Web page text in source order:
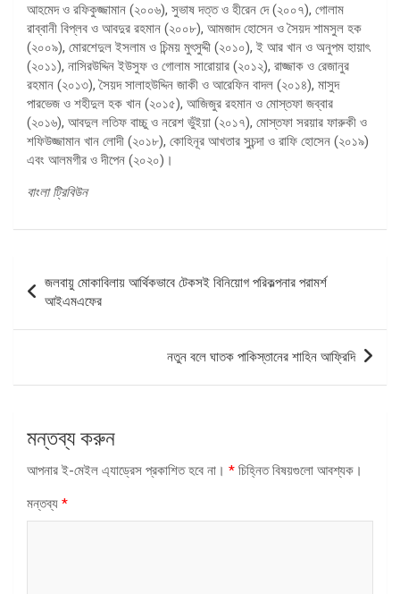
আহমেদ ও রফিকুজ্জামান (২০০৬), সুভাষ দত্ত ও হীরেন দে (২০০৭), গোলাম
রাব্বানী বিপ্লব ও আবদুর রহমান (২০০৮), আমজাদ হোসেন ও সৈয়দ শামসুল হক
(২০০৯), মোরশেদুল ইসলাম ও চিন্ময় মুৎসুদ্দী (২০১০), ই আর খান ও অনুপম হায়াৎ
(২০১১), নাসিরউদ্দিন ইউসুফ ও গোলাম সারোয়ার (২০১২), রাজ্জাক ও রেজানুর
রহমান (২০১৩), সৈয়দ সালাহউদ্দিন জাকী ও আরেফিন বাদল (২০১৪), মাসুদ
পারভেজ ও শহীদুল হক খান (২০১৫), আজিজুর রহমান ও মোস্তফা জব্বার
(২০১৬), আবদুল লতিফ বাচ্চু ও নরেশ ভুঁইয়া (২০১৭), মোস্তফা সরয়ার ফারুকী ও
শফিউজ্জামান খান লোদী (২০১৮), কোহিনূর আখতার সুচন্দা ও রাফি হোসেন (২০১৯)
এবং আলমগীর ও দীপেন (২০২০)।
বাংলা ট্রিবিউন
ন্যাভিগেশন
জলবায়ু মোকাবিলায় আর্থিকভাবে টেকসই বিনিয়োগ পরিকল্পনার পরামর্শ
আইএমএফের
নতুন বলে ঘাতক পাকিস্তানের শাহিন আফ্রিদি
মন্তব্য করুন
আপনার ই-মেইল এ্যাড্রেস প্রকাশিত হবে না। * চিহ্নিত বিষয়গুলো আবশ্যক।
মন্তব্য *